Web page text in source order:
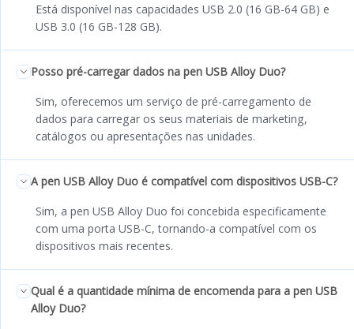
Está disponível nas capacidades USB 2.0 (16 GB-64 GB) e
USB 3.0 (16 GB-128 GB).
Posso pré-carregar dados na pen USB Alloy Duo?
Sim, oferecemos um serviço de pré-carregamento de
dados para carregar os seus materiais de marketing,
catálogos ou apresentações nas unidades.
A pen USB Alloy Duo é compatível com dispositivos USB-C?
Sim, a pen USB Alloy Duo foi concebida especificamente
com uma porta USB-C, tornando-a compatível com os
dispositivos mais recentes.
Qual é a quantidade mínima de encomenda para a pen USB
Alloy Duo?